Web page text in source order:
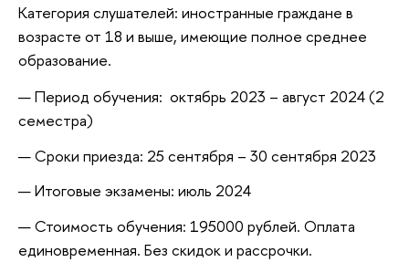
Категория слушателей: иностранные граждане в
возрасте от 18 и выше, имеющие полное среднее
образование.
Период обучения: октябрь 2023 – август 2024 (2
семестра)
Сроки приезда: 25 сентября – 30 сентября 2023
Итоговые экзамены: июль 2024
Стоимость обучения: 195000 рублей. Оплата
единовременная. Без скидок и рассрочки.